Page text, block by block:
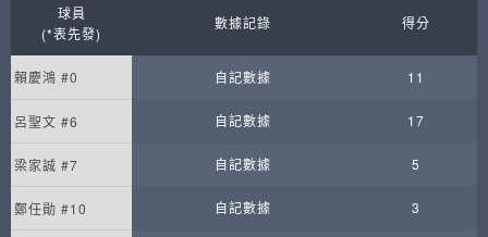
球員
(*表先發)
數據記錄 得分
賴慶鴻 #0 自記數據 11
呂聖文 #6 自記數據 17
梁家誠 #7 自記數據 5
鄭任勛 #10 自記數據 3